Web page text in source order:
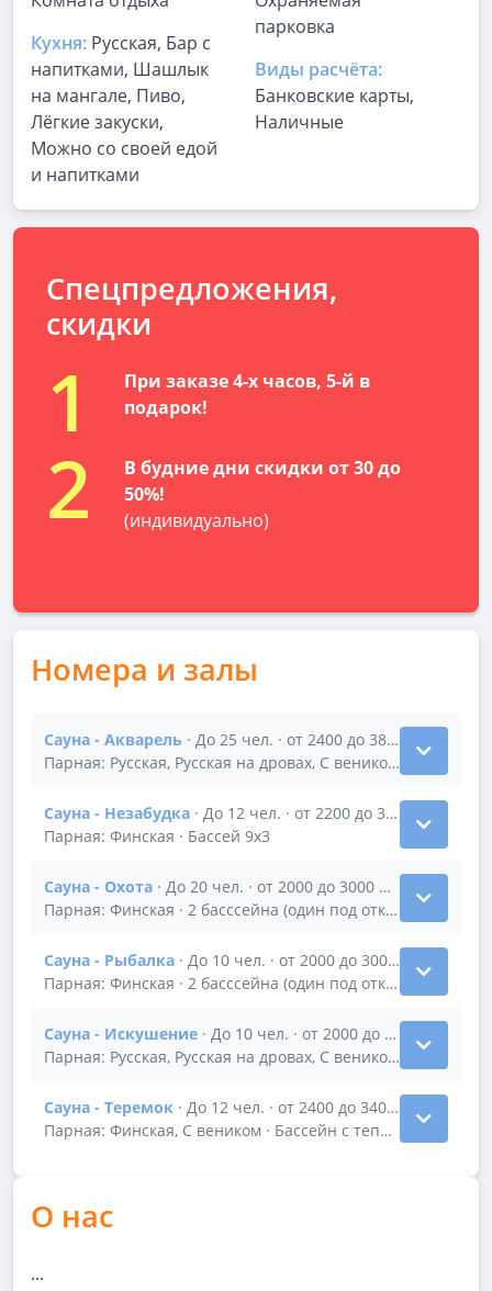
Кухня: Русская, Бар с
напитками, Шашлык
на мангале, Пиво,
Лёгкие закуски,
Можно со своей едой
и напитками
парковка
Виды расчёта:
Банковские карты,
Наличные
Спецпредложения,
скидки
1
При заказе 4-х часов, 5-й в
подарок!
2
В будние дни скидки от 30 до
50%!
(индивидуально)
Номера и залы
Сауна - Акварель · До 25 чел. · от 2400 до 3800 р/час
Парная: Русская, Русская на дровах, С веником · бассейн
Показать подробности зала Сауна - Акварель
Сауна - Незабудка · До 12 чел. · от 2200 до 3000 р/час
Парная: Финская · Бассей 9х3
Показать подробности зала Сауна - Незабудка
Сауна - Охота · До 20 чел. · от 2000 до 3000 р/час
Парная: Финская · 2 басссейна (один под открытым
Показать подробности зала Сауна - Охота
Сауна - Рыбалка · До 10 чел. · от 2000 до 3000 р/час
Парная: Финская · 2 басссейна (один под открытым
Показать подробности зала Сауна - Рыбалка
Сауна - Искушение · До 10 чел. · от 2000 до 3000 р/час
Парная: Русская, Русская на дровах, С веником · Бассейн
Показать подробности зала Сауна - Искушение
Сауна - Теремок · До 12 чел. · от 2400 до 3400 р/час
Парная: Финская, С веником · Бассейн с теплыми полами
Показать подробности зала Сауна - Теремок
О нас
...